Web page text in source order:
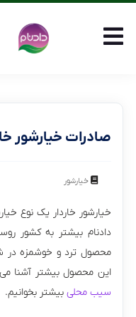
صادرات خیارشور
خیارشور
خیارشور خاردار یک نوع
دادنام بیشتر به کشور
محصول ترد و خوشمزه در
این محصول بیشتر آشنا
سیب محلی بیشتر بخوانیم.